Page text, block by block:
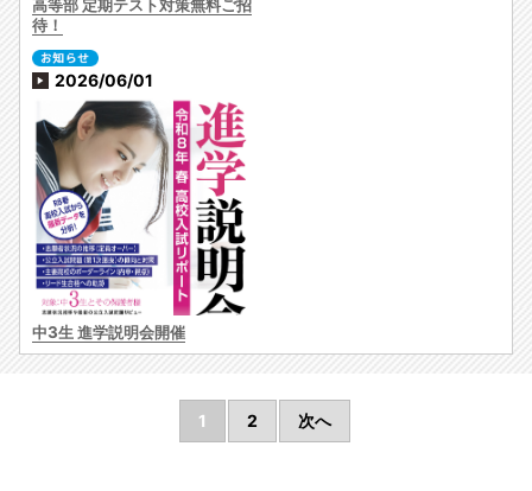
高等部 定期テスト対策無料ご招
待！
2026/06/01
中3生 進学説明会開催
1 2 次へ